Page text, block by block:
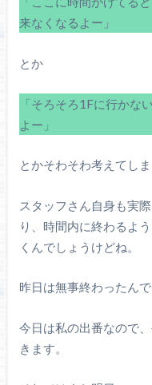
来なくなるよー」
とか
「そろそろ1Fに行かな
よー」
とかそわそわ考えてしま
スタッフさん自身も実
り、時間内に終わるよ
くんでしょうけどね。
昨日は無事終わったん
今日は私の出番なので
きます。